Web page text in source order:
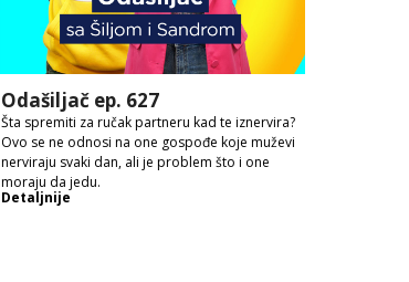
Odašiljač ep. 627
Šta spremiti za ručak partneru kad te iznervira?
Ovo se ne odnosi na one gospođe koje muževi
nerviraju svaki dan, ali je problem što i one
moraju da jedu.
Detaljnije